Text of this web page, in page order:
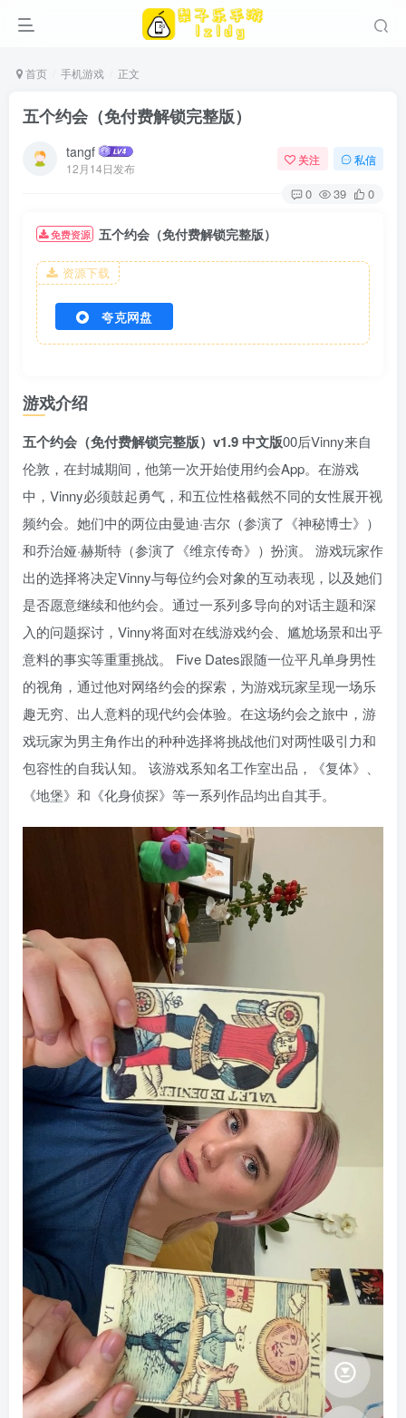
首页 手机游戏 正文
五个约会（免付费解锁完整版）
tangf
12月14日发布
关注 私信
0 39 0
免费资源 五个约会（免付费解锁完整版）
资源下载
夸克网盘
游戏介绍
五个约会（免付费解锁完整版）v1.9 中文版00后Vinny来自
伦敦，在封城期间，他第一次开始使用约会App。在游戏
中，Vinny必须鼓起勇气，和五位性格截然不同的女性展开视
频约会。她们中的两位由曼迪·吉尔（参演了《神秘博士》）
和乔治娅·赫斯特（参演了《维京传奇》）扮演。 游戏玩家作
出的选择将决定Vinny与每位约会对象的互动表现，以及她们
是否愿意继续和他约会。通过一系列多导向的对话主题和深
入的问题探讨，Vinny将面对在线游戏约会、尴尬场景和出乎
意料的事实等重重挑战。 Five Dates跟随一位平凡单身男性
的视角，通过他对网络约会的探索，为游戏玩家呈现一场乐
趣无穷、出人意料的现代约会体验。在这场约会之旅中，游
戏玩家为男主角作出的种种选择将挑战他们对两性吸引力和
包容性的自我认知。 该游戏系知名工作室出品，《复体》、
《地堡》和《化身侦探》等一系列作品均出自其手。